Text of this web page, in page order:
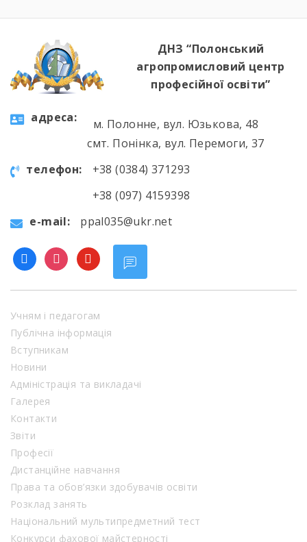
ДНЗ “Полонський
агропромисловий центр
професійної освіти”
aдресa:
м. Полонне, вул. Юзькова, 48
смт. Понінка, вул. Перемоги, 37
телефон:
+38 (0384) 371293
+38 (097) 4159398
e-mail:
ppal035@ukr.net
facebookinstagram
youtube
Учням і педагогам
Публічна інформація
Вступникам
Новини
Адміністрація та викладачі
Галерея
Контакти
Звіти
Професії
Дистанційне навчання
Права та обов’язки здобувачів освіти
Розклад занять
Національний мультипредметний тест
Конкурси фахової майстерності